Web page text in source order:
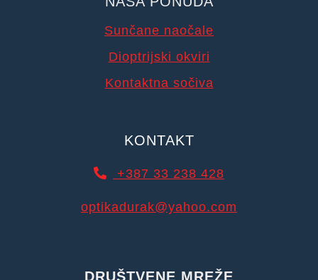
Sunčane naočale
Dioptrijski okviri
Kontaktna sočiva
KONTAKT
+387 33 238 428
optikadurak@yahoo.com
DRUŠTVENE MREŽE